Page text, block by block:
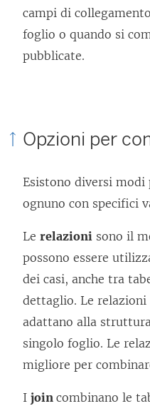
campi di
foglio o quando si
pubblicate.
Opzioni per
Esistono diversi
ognuno con specifici
Le relazioni sono il
possono essere
dei casi, anche tra
dettaglio. Le
adattano alla
singolo foglio. Le
migliore per
I join combinano le